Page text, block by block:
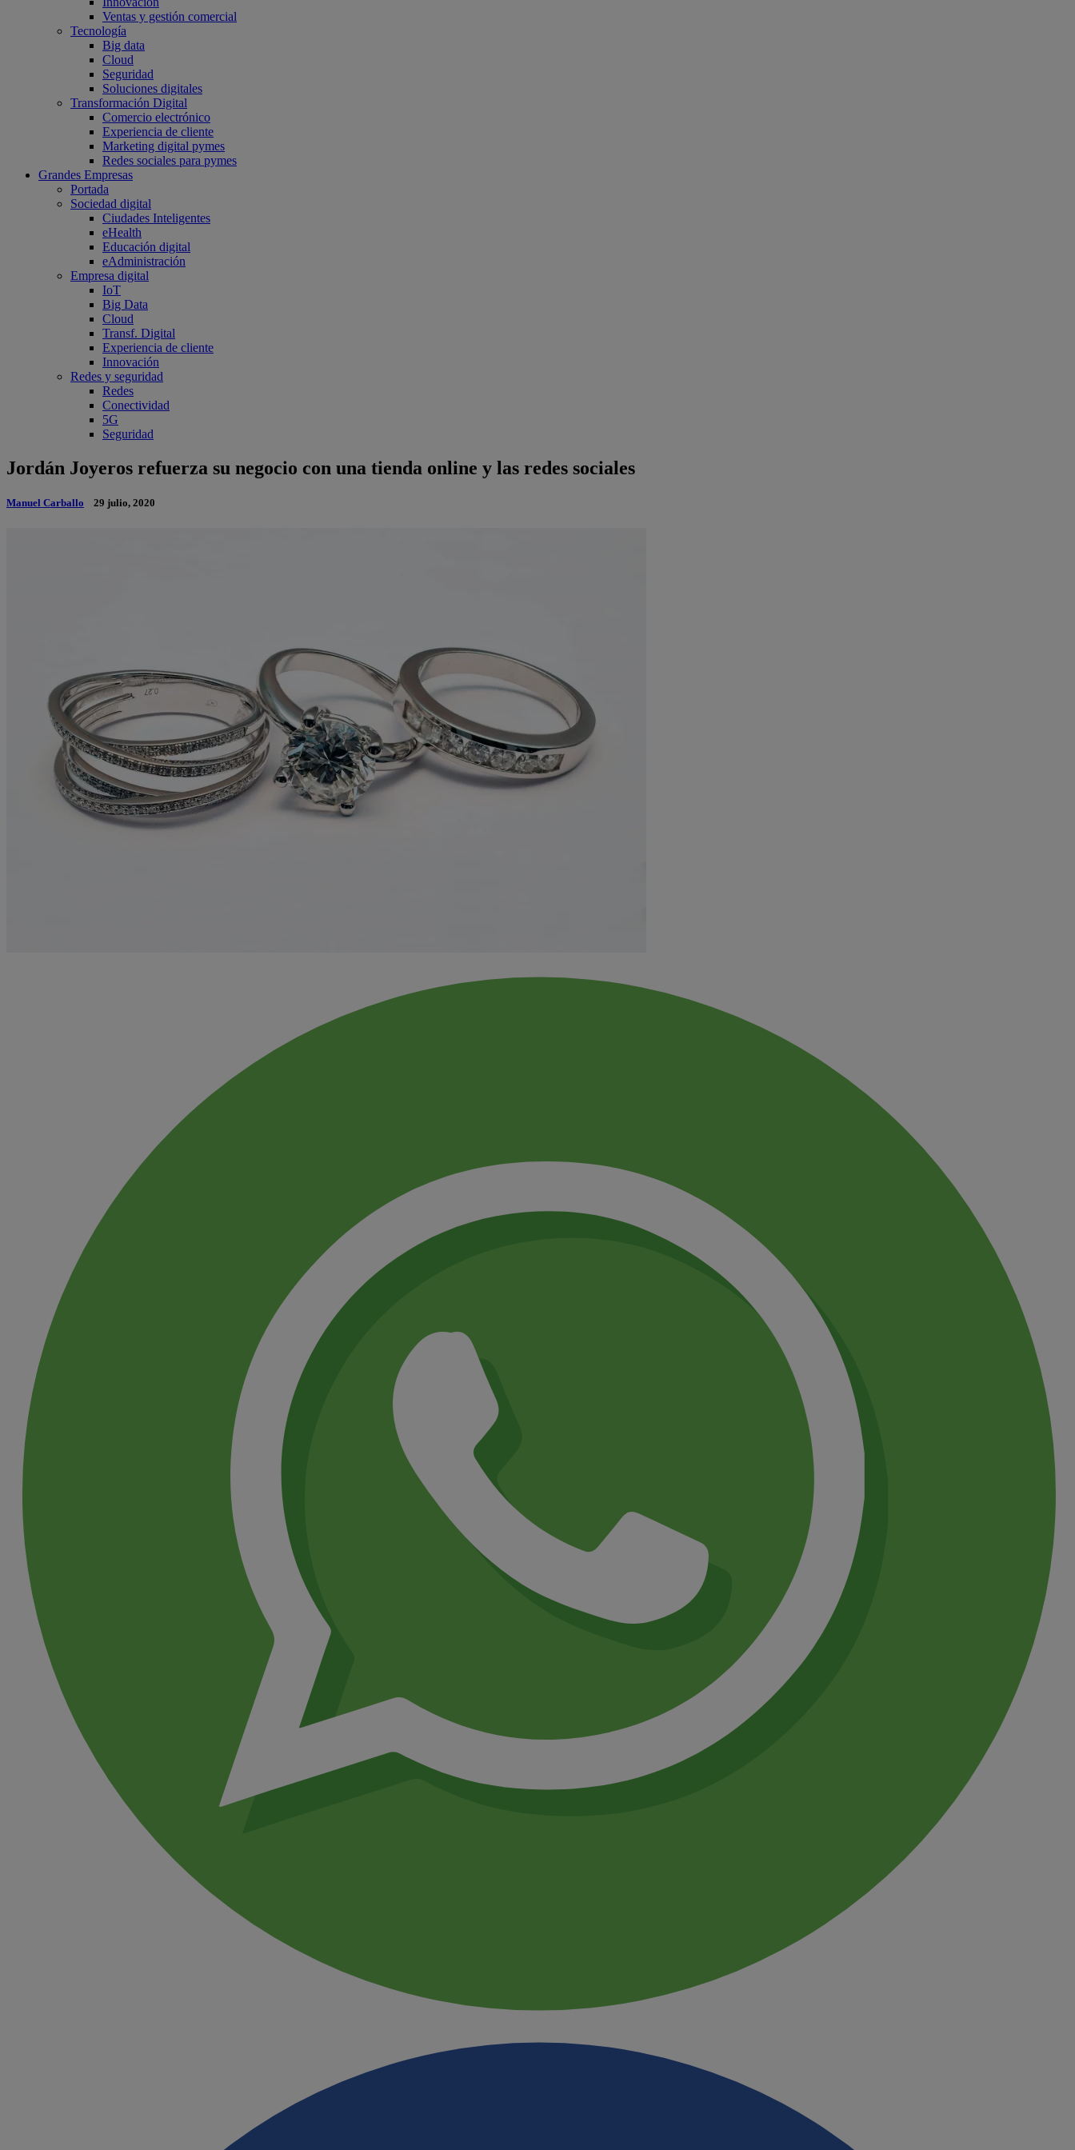
Ventas y gestión comercial
Tecnología
Big data
Cloud
Seguridad
Soluciones digitales
Transformación Digital
Comercio electrónico
Experiencia de cliente
Marketing digital pymes
Redes sociales para pymes
Grandes Empresas
Portada
Sociedad digital
Ciudades Inteligentes
eHealth
Educación digital
eAdministración
Empresa digital
IoT
Big Data
Cloud
Transf. Digital
Experiencia de cliente
Innovación
Redes y seguridad
Redes
Conectividad
5G
Seguridad
Jordán Joyeros refuerza su negocio con una tienda online y las redes sociales
Manuel Carballo 29 julio, 2020